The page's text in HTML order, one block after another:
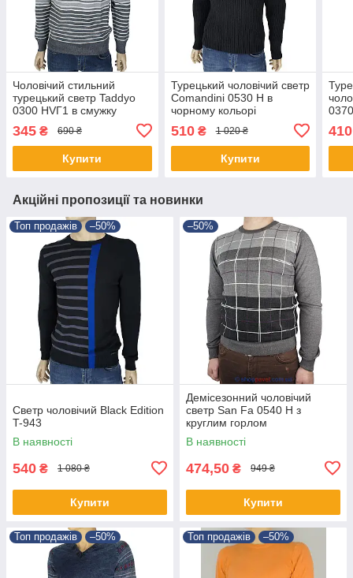
Чоловічий стильний
турецький светр Taddyo
0300 НVГ1 в смужку
345 ₴ 690 ₴
Купити
Турецький чоловічий светр
Comandini 0530 Н в
чорному кольорі
510₴ 1 020 ₴
Купити
410
Акційні пропозиції та новинки
Топ продажів –50%
Светр чоловічий Black Edition
T-943
В наявності
540 ₴ 1 080 ₴
Купити
–50%
Демісезонний чоловічий
светр San Fa 0540 Н з
круглим горлом
В наявності
474,50 ₴ 949 ₴
Купити
Топ продажів –50% Топ продажів –50%